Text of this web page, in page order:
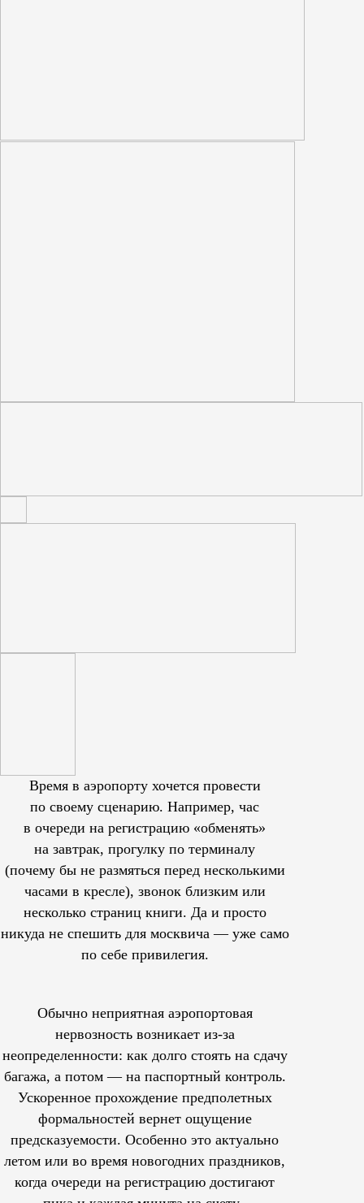
Время в аэропорту хочется провести
по своему сценарию. Например, час
в очереди на регистрацию «обменять»
на завтрак, прогулку по терминалу
(почему бы не размяться перед несколькими
часами в кресле), звонок близким или
несколько страниц книги. Да и просто
никуда не спешить для москвича — уже само
по себе привилегия.
Обычно неприятная аэропортовая
нервозность возникает из-за
неопределенности: как долго стоять на сдачу
багажа, а потом — на паспортный контроль.
Ускоренное прохождение предполетных
формальностей вернет ощущение
предсказуемости. Особенно это актуально
летом или во время новогодних праздников,
когда очереди на регистрацию достигают